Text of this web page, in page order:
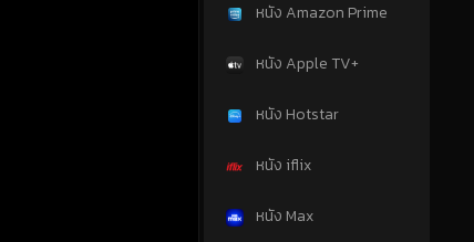
หนัง Amazon Prime
หนัง Apple TV+
หนัง Hotstar
หนัง iflix
หนัง Max